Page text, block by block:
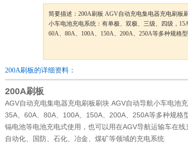
简要描述：200A刷板 AGV自动充电集电器充电刷板
小车电池充电系统：有单极、双极、三级、四级，
60A、80A、100A、150A、200A、250A等多种规格
200A刷板的详细资料：
200A刷板
AGV自动充电集电器充电刷板刷块 AGV自动导航小车电池
35A、60A、80A、100A、150A、200A、250A等多种规
镉电池等电池充电式使用，也可以用在AGV导航运输车在
自动化、国防、石化、冶金、煤矿等领域的充电系统